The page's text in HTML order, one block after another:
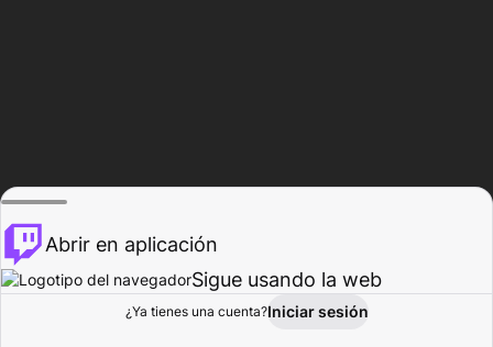
Explorar Actividad
Abrir en aplicación
Sigue usando la web
¿Ya tienes una cuenta?Iniciar sesión